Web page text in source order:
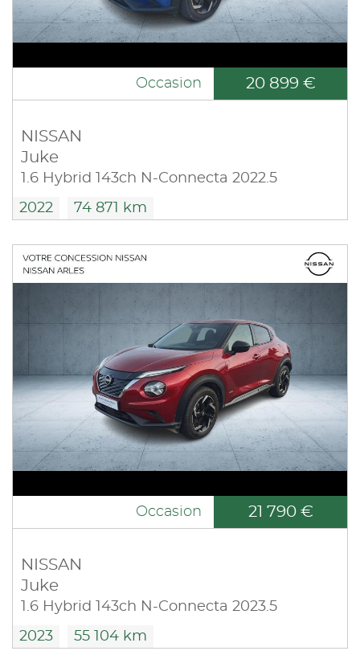
Occasion 20 899 €
NISSAN
Juke
1.6 Hybrid 143ch N-Connecta 2022.5
2022 74 871 km
Occasion 21 790 €
NISSAN
Juke
1.6 Hybrid 143ch N-Connecta 2023.5
2023 55 104 km